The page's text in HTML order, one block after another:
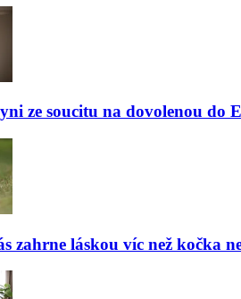
ze soucitu na dovolenou do
zahrne láskou víc než kočka